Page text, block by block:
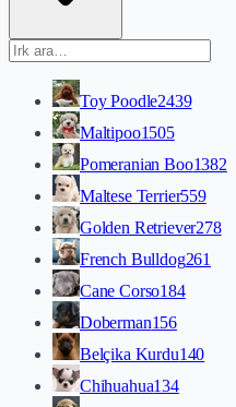
Toy Poodle2439
Maltipoo1505
Pomeranian Boo1382
Maltese Terrier559
Golden Retriever278
French Bulldog261
Cane Corso184
Doberman156
Belçika Kurdu140
Chihuahua134